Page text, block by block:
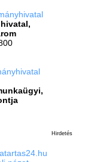
Hirdetés